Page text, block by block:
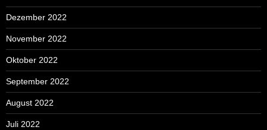
Dezember 2022
November 2022
Oktober 2022
September 2022
August 2022
Juli 2022